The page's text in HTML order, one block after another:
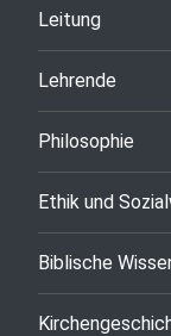
Leitung
Lehrende
Philosophie
Ethik und
Biblische